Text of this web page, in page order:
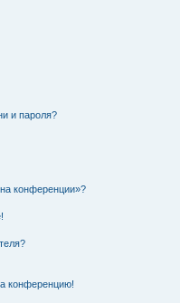
и пароля?
конференции»?
конференцию!